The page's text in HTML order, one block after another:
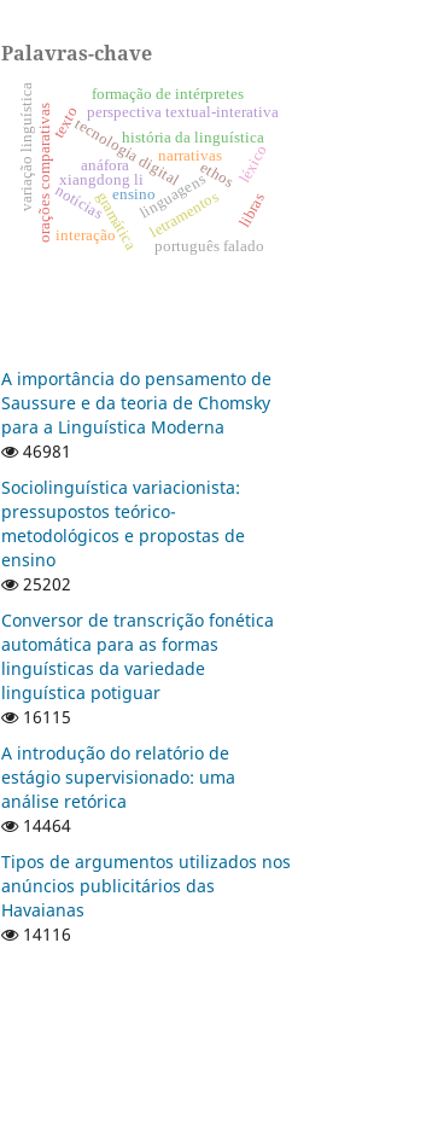
Palavras-chave
linguagens
letramentos
ensino
tecnologia digital
gramática
história da linguística
perspectiva textual-interativa
português falado
texto
xiangdong li
formação de intérpretes
narrativas
interação
anáfora
orações comparativas
variação linguística ethos léxico
libras
notícias
A importância do pensamento de
Saussure e da teoria de Chomsky
para a Linguística Moderna
46981
Sociolinguística variacionista:
pressupostos teórico-
metodológicos e propostas de
ensino
25202
Conversor de transcrição fonética
automática para as formas
linguísticas da variedade
linguística potiguar
16115
A introdução do relatório de
estágio supervisionado: uma
análise retórica
14464
Tipos de argumentos utilizados nos
anúncios publicitários das
Havaianas
14116